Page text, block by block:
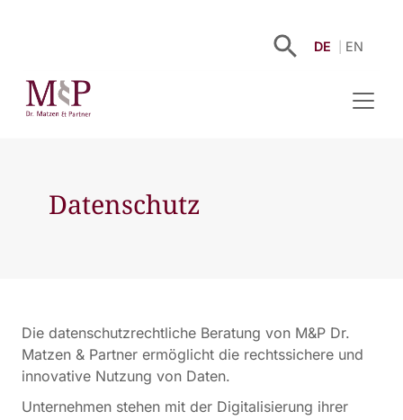
DE EN
Datenschutz
Die datenschutzrechtliche Beratung von M&P Dr.
Matzen & Partner ermöglicht die rechtssichere und
innovative Nutzung von Daten.
Unternehmen stehen mit der Digitalisierung ihrer